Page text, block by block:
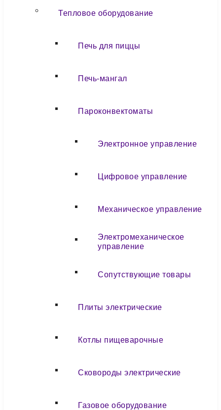
Тепловое оборудование
Печь для пиццы
Печь-мангал
Пароконвектоматы
Электронное управление
Цифровое управление
Механическое управление
Электромеханическое
управление
Сопутствующие товары
Плиты электрические
Котлы пищеварочные
Сковороды электрические
Газовое оборудование